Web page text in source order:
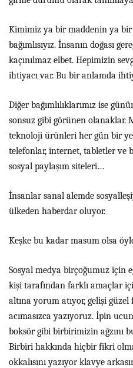
Kimimiz ya bir maddenin ya
bağımlısıyız. İnsanın doğası
kaçınılmaz elbet. Hepimizin
ihtiyacı var. Bu bir anlamda
Diğer bağımlılıklarımız ise
sonsuz gibi görünen olanaklar.
teknoloji ürünleri her gün bir
telefonlar, internet, tabletler ve
sosyal paylaşım siteleri…
İnsanlar sanal alemde
ülkeden haberdar oluyor.
Keşke bu kadar masum olsa
Sosyal medya birçoğumuz için
kişi tarafından farklı amaçlar
altına yorum atıyor, gelişi
acımasızca yazıyoruz. İpin
boksör gibi birbirimizin ağzını
Birbiri hakkında hiçbir fikri
okkalısını yazıyor klavye